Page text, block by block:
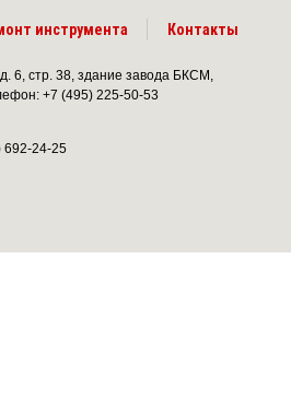
инструмента Контакты
6, стр. 38, здание завода БКСМ,
+7 (495) 225-50-53
692-24-25